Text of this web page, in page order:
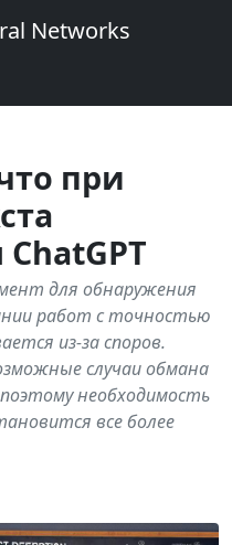
Networks
при
для обнаружения
работ с точностью
из-за споров.
случаи обмана
необходимость
все более